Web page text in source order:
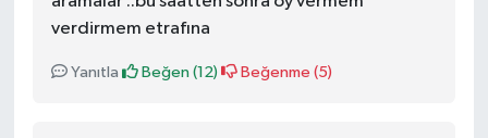
verdirmem etrafına
Yanıtla Beğen (12) Beğenme (5)